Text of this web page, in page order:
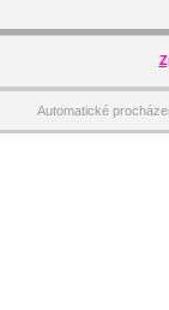
Automatické